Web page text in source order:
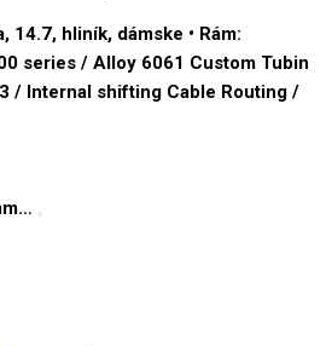
14.7, hliník, dámske • Rám:
series / Alloy 6061 Custom Tubin
/ Internal shifting Cable Routing /